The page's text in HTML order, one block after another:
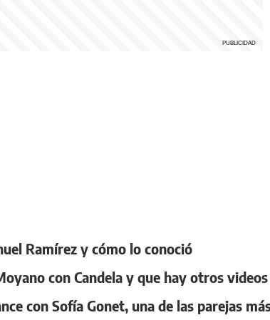
Ramírez y cómo lo conoció
con Candela y que hay otros
con Sofía Gonet, una de las parejas